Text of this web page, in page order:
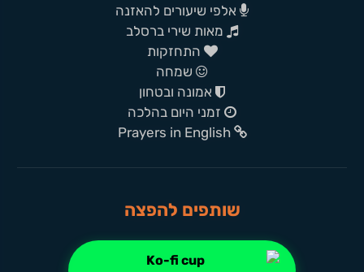
אלפי שיעורים להאזנה
מאות שירי ברסלב
התחזקות
שמחה
אמונה ובטחון
זמני היום בהלכה
Prayers in English
שותפים להפצה